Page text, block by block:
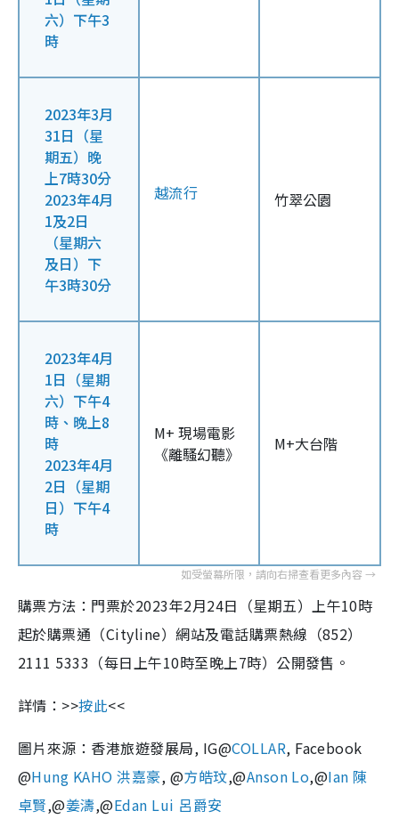
六）下午3
時
2023年3月
31日（星
期五）晚
上7時30分
2023年4月
1及2日
（星期六
及日）下
午3時30分
越流行 竹翠公園
2023年4月
1日（星期
六）下午4
時、晚上8
時
2023年4月
2日（星期
日）下午4
時
M+ 現場電影
《離騷幻聽》
M+大台階
購票方法：門票於2023年2月24日（星期五）上午10時
起於購票通（Cityline）網站及電話購票熱線（852）
2111 5333（每日上午10時至晚上7時）公開發售。
詳情：>>按此<<
圖片來源：香港旅遊發展局, IG@COLLAR, Facebook
@Hung KAHO 洪嘉豪, @方皓玟,@Anson Lo,@Ian 陳
卓賢,@姜濤,@Edan Lui 呂爵安